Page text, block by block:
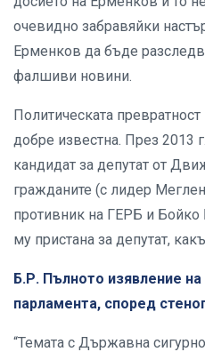
очевидно забравяйки
Ерменков да бъде
фалшиви новини.
Политическата
добре известна. През 2013
кандидат за депутат от
гражданите (с лидер
противник на ГЕРБ и Бойко
му пристана за депутат,
Б.Р. Пълното изявление
парламента, според
“Темата с Държавна